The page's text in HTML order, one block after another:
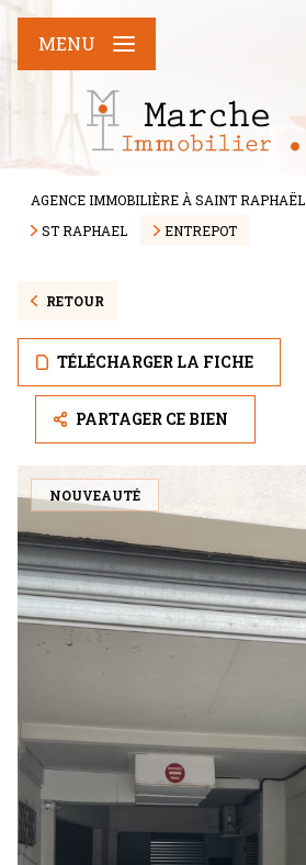
MENU
AGENCE IMMOBILIÈRE À SAINT RAPHAËL
ST RAPHAEL
ENTREPOT
RETOUR
TÉLÉCHARGER LA FICHE
PARTAGER CE BIEN
NOUVEAUTÉ